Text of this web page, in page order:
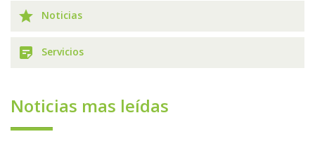
grade Noticias
sticky_note_2 Servicios
Noticias mas leídas